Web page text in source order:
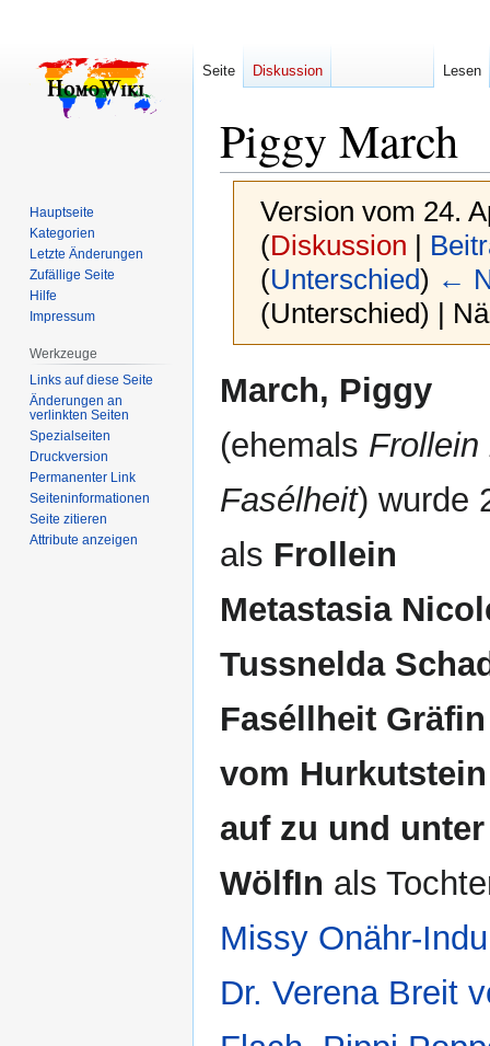
Piggy March
Version vom 24.
(Diskussion |
(Unterschied) ←
(Unterschied) |
Navigation
Suche
March, Piggy
(ehemals Frollein
Fasélheit) wurde
als Frollein
Metastasia
Tussnelda
Faséllheit Gräfin
vom
auf zu und
WölfIn als
Missy Onähr-
Dr. Verena Breit
Seite Diskussion Lesen
Hauptseite
Kategorien
Letzte Änderungen
Zufällige Seite
Hilfe
Impressum
Werkzeuge
Links auf diese Seite
Änderungen an
verlinkten Seiten
Spezialseiten
Druckversion
Permanenter Link
Seiten­­informationen
Seite zitieren
Attribute anzeigen